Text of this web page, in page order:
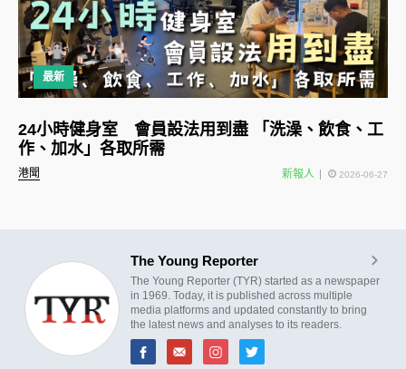
最新
港聞
24小時健身室 會員設法用到盡 「洗澡、飲食、工
作、加水」各取所需
新報人 2026-06-27
The Young Reporter
The Young Reporter (TYR) started as a newspaper
in 1969. Today, it is published across multiple
media platforms and updated constantly to bring
the latest news and analyses to its readers.